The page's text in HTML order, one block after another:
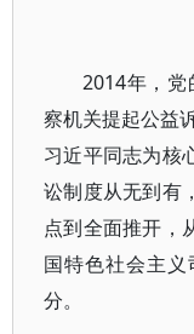
2014年，党
察机关提起公益
习近平同志为核
讼制度从无到有
点到全面推开，
国特色社会主
分。